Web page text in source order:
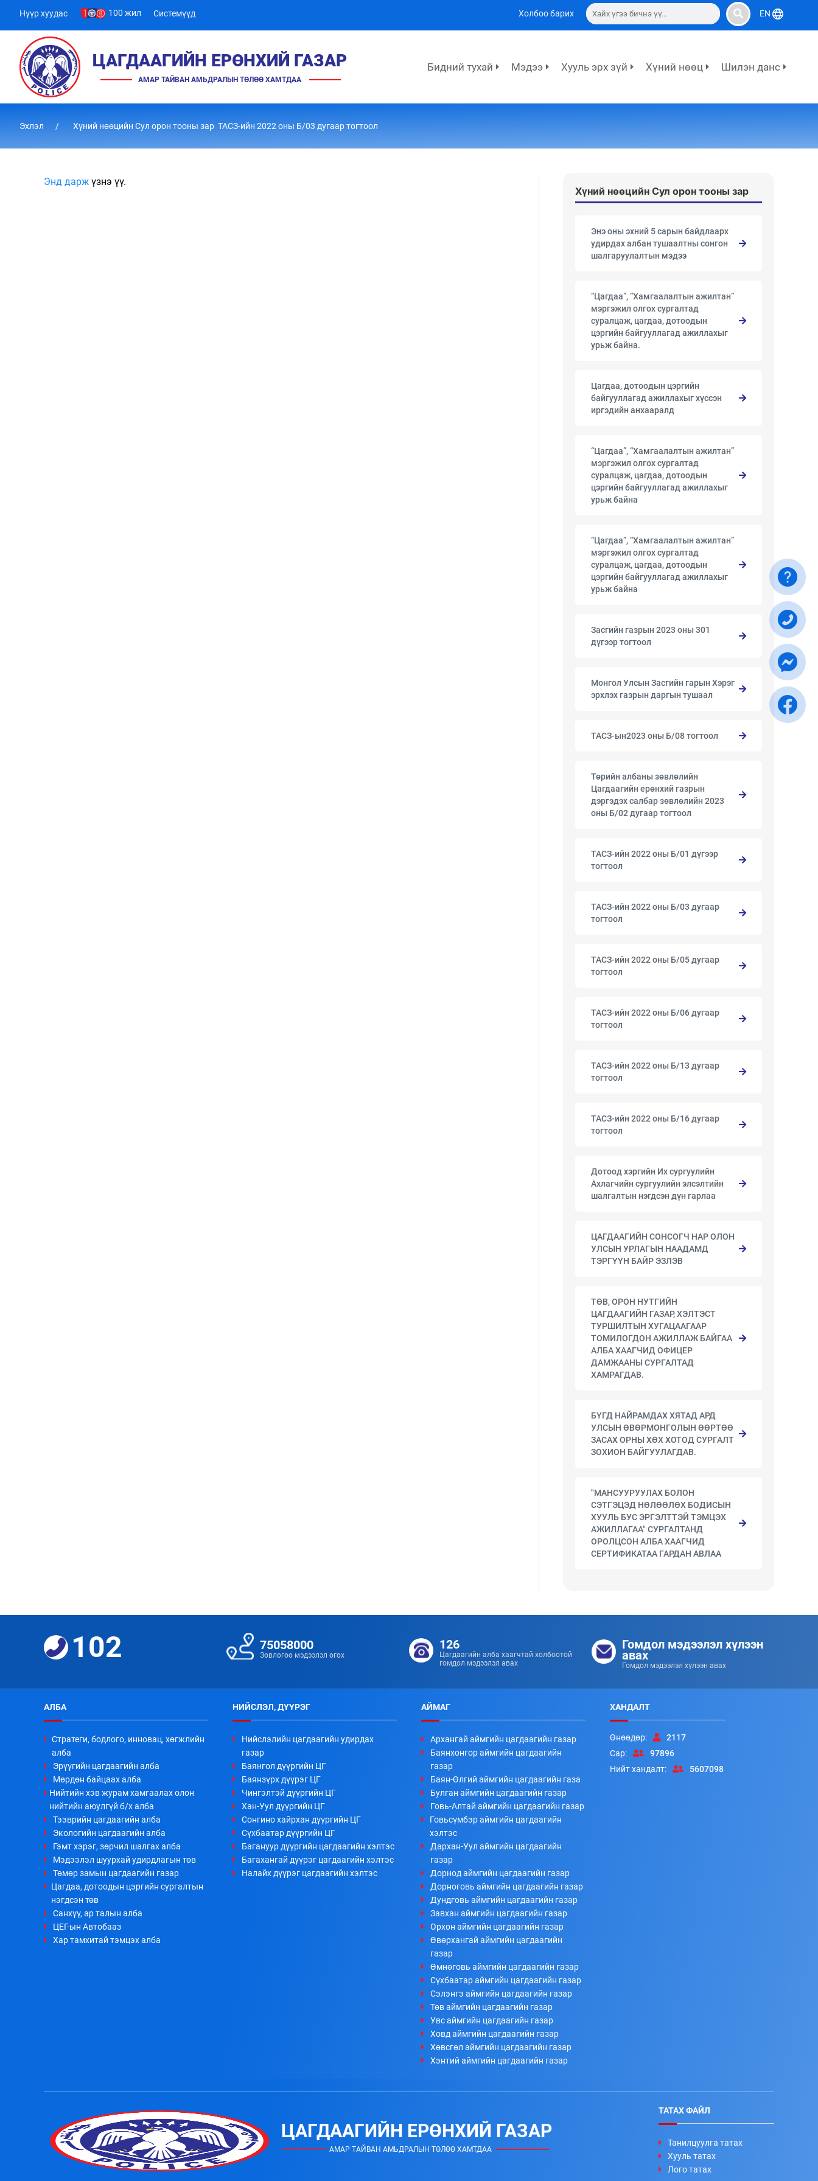
Нүүр хуудас 100 жил Системүүд Холбоо барих EN
ЦАГДААГИЙН ЕРӨНХИЙ ГАЗАР
АМАР ТАЙВАН АМЬДРАЛЫН ТӨЛӨӨ ХАМТДАА
Бидний тухай Мэдээ Хууль эрх зүй Хүний нөөц Шилэн данс
Эхлэл Хүний нөөцийн Сул орон тооны зар ТАСЗ-ийн 2022 оны Б/03 дугаар тогтоол
Энд дарж үзнэ үү.
Хүний нөөцийн Сул орон тооны зар
Энэ оны эхний 5 сарын байдлаарх
удирдах албан тушаалтны сонгон
шалгаруулалтын мэдээ
“Цагдаа”, “Хамгаалалтын ажилтан”
мэргэжил олгох сургалтад
суралцаж, цагдаа, дотоодын
цэргийн байгууллагад ажиллахыг
урьж байна.
Цагдаа, дотоодын цэргийн
байгууллагад ажиллахыг хүссэн
иргэдийн анхааралд
“Цагдаа”, “Хамгаалалтын ажилтан”
мэргэжил олгох сургалтад
суралцаж, цагдаа, дотоодын
цэргийн байгууллагад ажиллахыг
урьж байна
“Цагдаа”, “Хамгаалалтын ажилтан”
мэргэжил олгох сургалтад
суралцаж, цагдаа, дотоодын
цэргийн байгууллагад ажиллахыг
урьж байна
Засгийн газрын 2023 оны 301
дүгээр тогтоол
Монгол Улсын Засгийн гарын Хэрэг
эрхлэх газрын даргын тушаал
ТАСЗ-ын2023 оны Б/08 тогтоол
Төрийн албаны зөвлөлийн
Цагдаагийн ерөнхий газрын
дэргэдэх салбар зөвлөлийн 2023
оны Б/02 дугаар тогтоол
ТАСЗ-ийн 2022 оны Б/01 дүгээр
тогтоол
ТАСЗ-ийн 2022 оны Б/03 дугаар
тогтоол
ТАСЗ-ийн 2022 оны Б/05 дугаар
тогтоол
ТАСЗ-ийн 2022 оны Б/06 дугаар
тогтоол
ТАСЗ-ийн 2022 оны Б/13 дугаар
тогтоол
ТАСЗ-ийн 2022 оны Б/16 дугаар
тогтоол
Дотоод хэргийн Их сургуулийн
Ахлагчийн сургуулийн элсэлтийн
шалгалтын нэгдсэн дүн гарлаа
ЦАГДААГИЙН СОНСОГЧ НАР ОЛОН
УЛСЫН УРЛАГЫН НААДАМД
ТЭРГҮҮН БАЙР ЭЗЛЭВ
ТӨВ, ОРОН НУТГИЙН
ЦАГДААГИЙН ГАЗАР, ХЭЛТЭСТ
ТУРШИЛТЫН ХУГАЦААГААР
ТОМИЛОГДОН АЖИЛЛАЖ БАЙГАА
АЛБА ХААГЧИД ОФИЦЕР
ДАМЖААНЫ СУРГАЛТАД
ХАМРАГДАВ.
БҮГД НАЙРАМДАХ ХЯТАД АРД
УЛСЫН ӨВӨРМОНГОЛЫН ӨӨРТӨӨ
ЗАСАХ ОРНЫ ХӨХ ХОТОД СУРГАЛТ
ЗОХИОН БАЙГУУЛАГДАВ.
"МАНСУУРУУЛАХ БОЛОН
СЭТГЭЦЭД НӨЛӨӨЛӨХ БОДИСЫН
ХУУЛЬ БУС ЭРГЭЛТТЭЙ ТЭМЦЭХ
АЖИЛЛАГАА" СУРГАЛТАНД
ОРОЛЦСОН АЛБА ХААГЧИД
СЕРТИФИКАТАА ГАРДАН АВЛАА
102 75058000
Зөвлөгөө мэдээлэл өгөх
126
Цагдаагийн алба хаагчтай холбоотой
гомдол мэдээлэл авах
Гомдол мэдээлэл хүлээн
авах
Гомдол мэдээлэл хүлээн авах
АЛБА
Стратеги, бодлого, инновац, хөгжлийн
алба
Эрүүгийн цагдаагийн алба
Мөрдөн байцаах алба
Нийтийн хэв журам хамгаалах олон
нийтийн аюулгүй б/х алба
Тээврийн цагдаагийн алба
Экологийн цагдаагийн алба
Гэмт хэрэг, зөрчил шалгах алба
Мэдээлэл шуурхай удирдлагын төв
Төмөр замын цагдаагийн газар
Цагдаа, дотоодын цэргийн сургалтын
нэгдсэн төв
Санхүү, ар талын алба
ЦЕГ-ын Автобааз
Хар тамхитай тэмцэх алба
НИЙСЛЭЛ, ДҮҮРЭГ
Нийслэлийн цагдаагийн удирдах
газар
Баянгол дүүргийн ЦГ
Баянзүрх дүүрэг ЦГ
Чингэлтэй дүүргийн ЦГ
Хан-Уул дүүргийн ЦГ
Сонгино хайрхан дүүргийн ЦГ
Сүхбаатар дүүргийн ЦГ
Багануур дүүргийн цагдаагийн хэлтэс
Багахангай дүүрэг цагдаагийн хэлтэс
Налайх дүүрэг цагдаагийн хэлтэс
АЙМАГ
Архангай аймгийн цагдаагийн газар
Баянхонгор аймгийн цагдаагийн
газар
Баян-Өлгий аймгийн цагдаагийн газа
Булган аймгийн цагдаагийн газар
Говь-Алтай аймгийн цагдаагийн газар
Говьсүмбэр аймгийн цагдаагийн
хэлтэс
Дархан-Уул аймгийн цагдаагийн
газар
Дорнод аймгийн цагдаагийн газар
Дорноговь аймгийн цагдаагийн газар
Дундговь аймгийн цагдаагийн газар
Завхан аймгийн цагдаагийн газар
Орхон аймгийн цагдаагийн газар
Өвөрхангай аймгийн цагдаагийн
газар
Өмнөговь аймгийн цагдаагийн газар
Сүхбаатар аймгийн цагдаагийн газар
Сэлэнгэ аймгийн цагдаагийн газар
Төв аймгийн цагдаагийн газар
Увс аймгийн цагдаагийн газар
Ховд аймгийн цагдаагийн газар
Хөвсгөл аймгийн цагдаагийн газар
Хэнтий аймгийн цагдаагийн газар
ХАНДАЛТ
Өнөөдөр:
2117
Сар:
97896
Нийт хандалт:
5607098
ЦАГДААГИЙН ЕРӨНХИЙ ГАЗАР
АМАР ТАЙВАН АМЬДРАЛЫН ТӨЛӨӨ ХАМТДАА
ТАТАХ ФАЙЛ
Танилцуулга татах
Хууль татах
Лого татах